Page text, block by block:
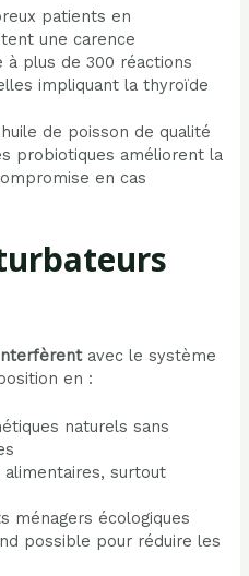
patients en
une carence
à plus de 300 réactions
impliquant la thyroïde
de poisson de qualité
probiotiques améliorent la
en cas
avec le système
en :
naturels sans
surtout
ménagers écologiques
possible pour réduire les